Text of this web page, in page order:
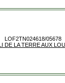
LOF2TN024618/05678
DE LA TERRE AUX